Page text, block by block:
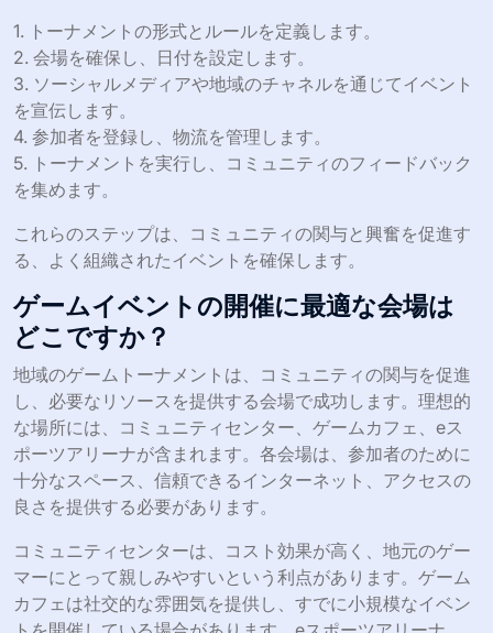
1. トーナメントの形式とルールを定義します。
2. 会場を確保し、日付を設定します。
3. ソーシャルメディアや地域のチャネルを通じてイベント
を宣伝します。
4. 参加者を登録し、物流を管理します。
5. トーナメントを実行し、コミュニティのフィードバック
を集めます。
これらのステップは、コミュニティの関与と興奮を促進す
る、よく組織されたイベントを確保します。
ゲームイベントの開催に最適な会場は
どこですか？
地域のゲームトーナメントは、コミュニティの関与を促進
し、必要なリソースを提供する会場で成功します。理想的
な場所には、コミュニティセンター、ゲームカフェ、eス
ポーツアリーナが含まれます。各会場は、参加者のために
十分なスペース、信頼できるインターネット、アクセスの
良さを提供する必要があります。
コミュニティセンターは、コスト効果が高く、地元のゲー
マーにとって親しみやすいという利点があります。ゲーム
カフェは社交的な雰囲気を提供し、すでに小規模なイベン